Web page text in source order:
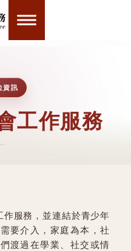
資訊
工作服務
服務，並連結於青少年
要介入，家庭為本，社
渡過在學業、社交或情